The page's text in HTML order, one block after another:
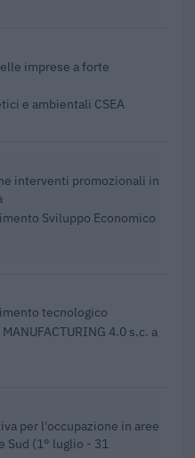
imprese a forte
e ambientali CSEA
interventi promozionali in
Sviluppo Economico
tecnologico
MANUFACTURING 4.0 s.c. a
per l'occupazione in aree
Sud (1° luglio - 31